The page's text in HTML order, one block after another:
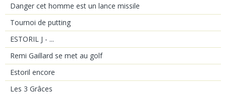
Danger cet homme est un lance missile
Tournoi de putting
ESTORIL J - ...
Remi Gaillard se met au golf
Estoril encore
Les 3 Grâces